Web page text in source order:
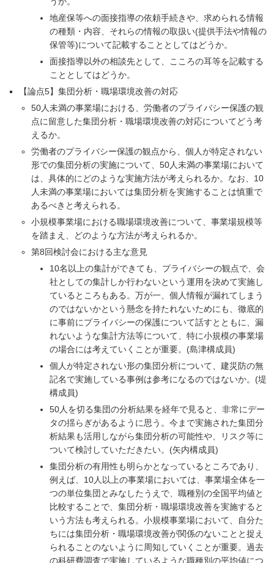
地産保等への面接指導の依頼手続きや、求められる情報
の種類・内容、それらの情報の取扱い(提供手法や情報の
保管等)について記載することとしてはどうか。
面接指導以外の相談先として、こころの耳等を記載する
こととしてはどうか。
【論点5】集団分析・職場環境改善の対応
50人未満の事業場における、労働者のプライバシー保護の観
点に留意した集団分析・職場環境改善の対応についてどう考
えるか。
労働者のプライバシー保護の観点から、個人が特定されない
形での集団分析の実施について、50人未満の事業場において
は、具体的にどのような実施方法が考えられるか。なお、10
人未満の事業場においては集団分析を実施することは慎重で
あるべきと考えられる。
小規模事業場における職場環境改善について、事業場規模等
を踏まえ、どのような方法が考えられるか。
第8回検討会における主な意見
10名以上の集計ができても、プライバシーの観点で、会
社としての集計しか行わないという運用を決めて実施し
ているところもある。万が一、個人情報が漏れてしまう
のではないかという懸念を持たれないためにも、徹底的
に事前にプライバシーの保護について話すとともに、漏
れないような集計方法等について、特に小規模の事業場
の場合には考えていくことが重要。(島津構成員)
個人が特定されない形の集団分析について、建災防の無
記名で実施している事例は参考になるのではないか。(堤
構成員)
50人を切る集団の分析結果を経年で見ると、非常にデー
タの揺らぎがあるように思う。今まで実施された集団分
析結果も活用しながら集団分析の可能性や、リスク等に
ついて検討していただきたい。(矢内構成員)
集団分析の有用性も明らかとなっているところであり、
例えば、10人以上の事業場においては、事業場全体を一
つの単位集団とみなしたうえで、職種別の全国平均値と
比較することで、集団分析・職場環境改善を実施すると
いう方法も考えられる。小規模事業場において、自分た
ちには集団分析・職場環境改善が関係のないことと捉え
られることのないように周知していくことが重要。過去
の科研費調査で実施しているような職種別の平均値につ